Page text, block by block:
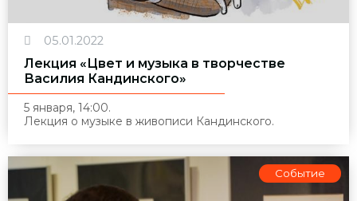
05.01.2022
Лекция «Цвет и музыка в творчестве
Василия Кандинского»
5 января, 14:00.
Лекция о музыке в живописи Кандинского.
Событие